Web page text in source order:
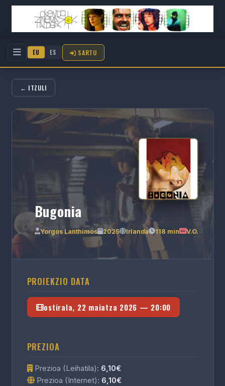
EU ES SARTU
← ITZULI
Bugonia
Yorgos Lanthimos 2025 Irlanda 118 min V.O.
PROIEKZIO DATA
ostirala, 22 maiatza 2026 — 20:00
PREZIOA
Prezioa (Leihatila): 6,10€
Prezioa (Internet): 6,10€